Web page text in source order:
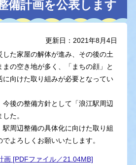
備計画を公表します
更新日：2021年8月4日
た家屋の解体が進み、その後の土
の空き地が多く、「まちの顔」と
に向けた取り組みが必要となってい
後の整備方針として「浪江駅周辺
た。
周辺整備の具体化に向けた取り組
よろしくお願いいたします。
画 [PDFファイル／21.04MB]